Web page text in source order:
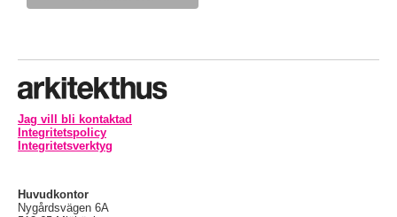
Jag vill bli kontaktad
Integritetspolicy
Integritetsverktyg
Huvudkontor
Nygårdsvägen 6A